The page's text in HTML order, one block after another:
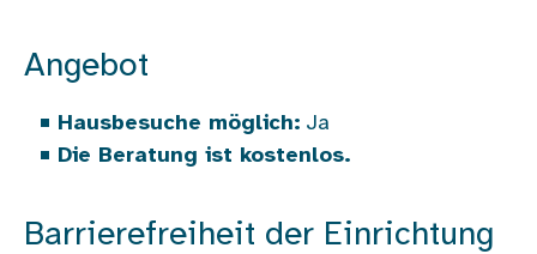
Angebot
Hausbesuche möglich: Ja
Die Beratung ist kostenlos.
Barrierefreiheit der Einrichtung